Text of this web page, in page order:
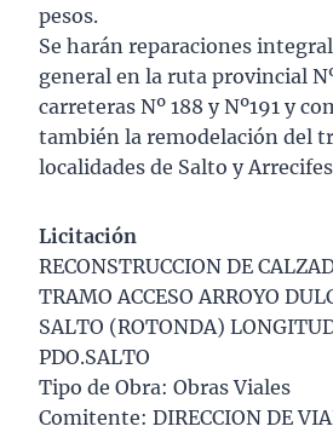
pesos.
Se harán reparaciones
general en la ruta provincial
carreteras Nº 188 y Nº191 y
también la remodelación del
localidades de Salto y
Licitación
RECONSTRUCCION DE
TRAMO ACCESO ARROYO
SALTO (ROTONDA)
PDO.SALTO
Tipo de Obra: Obras Viales
Comitente: DIRECCION DE